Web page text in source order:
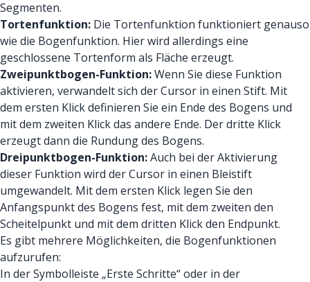
Segmenten.
Tortenfunktion: Die Tortenfunktion funktioniert genauso
wie die Bogenfunktion. Hier wird allerdings eine
geschlossene Tortenform als Fläche erzeugt.
Zweipunktbogen-Funktion:Wenn Sie diese Funktion
aktivieren, verwandelt sich der Cursor in einen Stift. Mit
dem ersten Klick definieren Sie ein Ende des Bogens und
mit dem zweiten Klick das andere Ende. Der dritte Klick
erzeugt dann die Rundung des Bogens.
Dreipunktbogen-Funktion:Auch bei der Aktivierung
dieser Funktion wird der Cursor in einen Bleistift
umgewandelt. Mit dem ersten Klick legen Sie den
Anfangspunkt des Bogens fest, mit dem zweiten den
Scheitelpunkt und mit dem dritten Klick den Endpunkt.
Es gibt mehrere Möglichkeiten, die Bogenfunktionen
aufzurufen:
In der Symbolleiste „Erste Schritte“ oder in der